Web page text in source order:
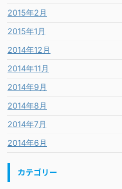
2015年2月
2015年1月
2014年12月
2014年11月
2014年9月
2014年8月
2014年7月
2014年6月
カテゴリー